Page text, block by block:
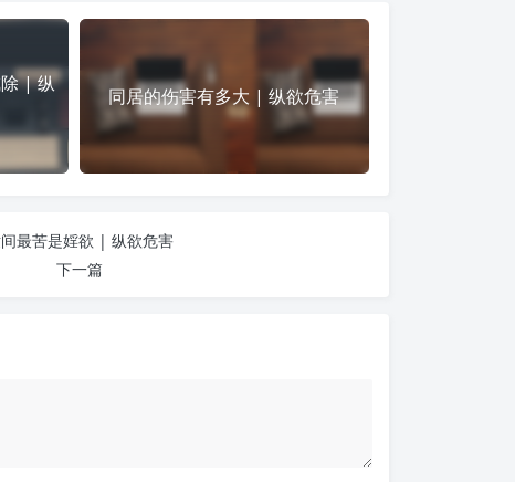
| 纵
同居的伤害有多大 | 纵欲危害
最苦是婬欲 | 纵欲危害
下一篇